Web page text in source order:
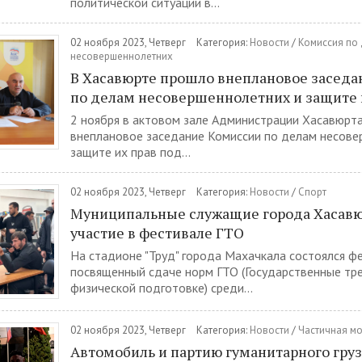
02 ноября 2023, Четверг Категория: Новости / Комиссия
несовершеннолетних
В Хасавюрте прошло внеплановое
по делам несовершеннолетних и защите
2 ноября в актовом зале Администрации
внеплановое заседание Комиссии по делам
защите их прав под...
02 ноября 2023, Четверг Категория: Новости / Спорт
Муниципальные служащие города
участие в фестивале ГТО
На стадионе "Труд" города Махачкала состоялся
посвященный сдаче норм ГТО (Государственные
физической подготовке) среди...
02 ноября 2023, Четверг Категория: Новости / Частичная
Автомобиль и партию гуманитарного